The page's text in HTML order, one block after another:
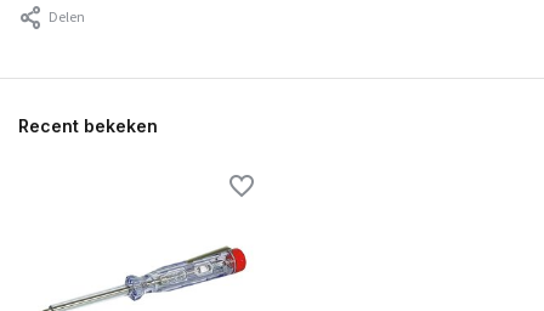
Delen
Recent bekeken